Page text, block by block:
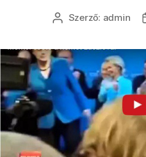
Bejegyzés
Szerző: admin